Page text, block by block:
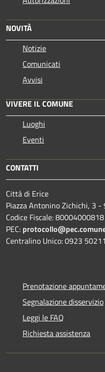
NOVITÀ
Notizie
Comunicati
Avvisi
VIVERE IL COMUNE
Luoghi
Eventi
CONTATTI
Città di Erice
Piazza Antonino Zichichi, 3 -
Codice Fiscale: 80004000818
PEC:
Centralino Unico: 0923
Prenotazione
Segnalazione disservizio
Leggi le FAQ
Richiesta assistenza